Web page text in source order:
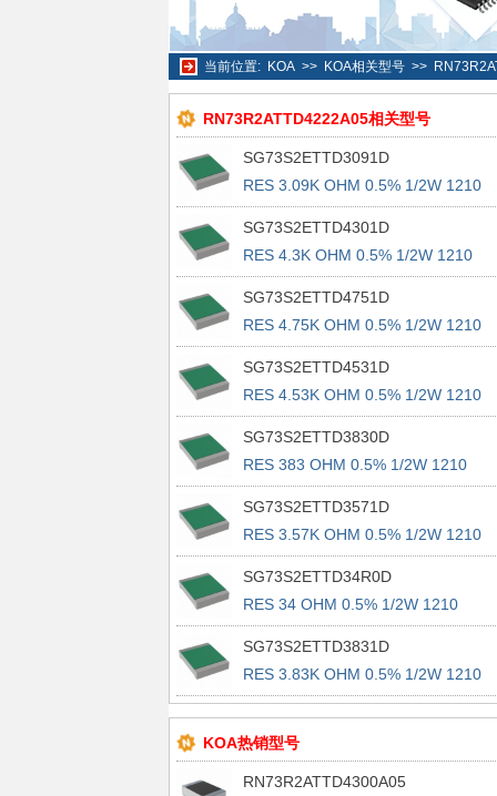
当前位置: KOA>> KOA相关型号>>
RN73R2ATTD4222A05相关型号
SG73S2ETTD3091D
RES 3.09K OHM 0.5% 1/2W 1210
SG73S2ETTD4301D
RES 4.3K OHM 0.5% 1/2W 1210
SG73S2ETTD4751D
RES 4.75K OHM 0.5% 1/2W 1210
SG73S2ETTD4531D
RES 4.53K OHM 0.5% 1/2W 1210
SG73S2ETTD3830D
RES 383 OHM 0.5% 1/2W 1210
SG73S2ETTD3571D
RES 3.57K OHM 0.5% 1/2W 1210
SG73S2ETTD34R0D
RES 34 OHM 0.5% 1/2W 1210
SG73S2ETTD3831D
RES 3.83K OHM 0.5% 1/2W 1210
KOA热销型号
RN73R2ATTD4300A05